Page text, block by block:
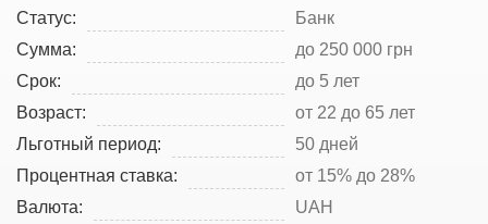
Статус:
Банк
Сумма:
до 250 000 грн
Срок:
до 5 лет
Возраст:
от 22 до 65 лет
Льготный период:
50 дней
Процентная ставка:
от 15% до 28%
Валюта:
UAH